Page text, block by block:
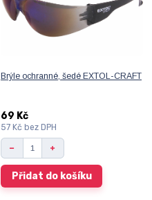
Brýle ochranné, šedé EXTOL-CRAFT
69 Kč
57 Kč bez DPH
Přidat do košíku